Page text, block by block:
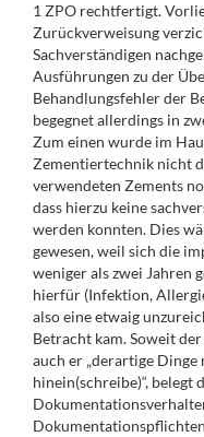
1 ZPO rechtfertigt.
Zurückverweisung
Sachverständigen
Ausführungen zu der
Behandlungsfehler der
begegnet allerdings in
Zum einen wurde im
Zementiertechnik nicht
verwendeten Zements
dass hierzu keine
werden konnten. Dies
gewesen, weil sich die
weniger als zwei Jahren
hierfür (Infektion,
also eine etwaig
Betracht kam. Soweit
auch er „derartige
hinein(schreibe)“, belegt